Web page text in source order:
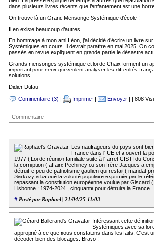
dans plusieurs livres récents que l’enfantement est une
On trouve là un Grand Mensonge Systémique d’école !
Il en existe beaucoup d’autres.
En hommage à mon ami Léon, j’ai décidé d’écrire un livre
Systémiques en cours. Il devrait paraître en mai 2025. On
passés en revue expliquent en grande partie le désastre
Grands mensonges systémique et loi de Chaix forment un
important pour ceux qui veulent analyser les difficultés
solutions.
Didier Dufau
Commentaire (3) | Imprimer | Envoyer | | 808
Commentaire
Les naufrageurs du pays sont
France dans l' UE et a ouvert la
1977 ( Loi de réunion familiale suite à l' arret GISTI du
la corruption ( affaire Pechiney ou son frère Jacques a
détruit le peu de patriotisme gaullien qui restait ( mandat
Sarkozy a bafoué la volonté populaire exprimée par le
repassant la constitution européenne voulue par Giscard
Lisbonne : 1974-2024 , cinquante pour détruire la France
# Posté par Raphael | 21/04/25 11:03
Intéressant cette
Systémiques avec sa loi
approprié à ce que nous constatons dans les faits. C'est
décoder bien des blocages. Bravo !